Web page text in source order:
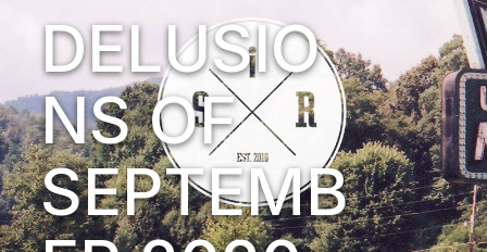
DELUSIO
NS OF
SEPTEMB